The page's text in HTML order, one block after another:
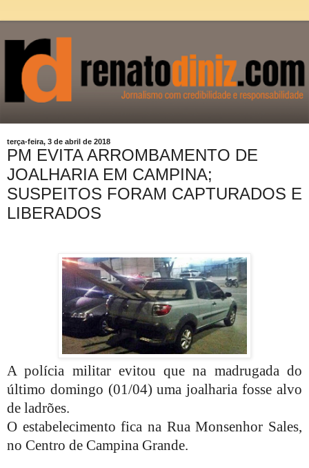
terça-feira, 3 de abril de 2018
PM EVITA ARROMBAMENTO DE
JOALHARIA EM CAMPINA;
SUSPEITOS FORAM CAPTURADOS E
LIBERADOS
A polícia militar evitou que na madrugada do
último domingo (01/04) uma joalharia fosse alvo
de ladrões.
O estabelecimento fica na Rua Monsenhor Sales,
no Centro de Campina Grande.